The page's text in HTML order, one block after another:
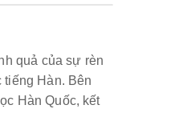
quả của sự rèn
tiếng Hàn. Bên
Hàn Quốc, kết